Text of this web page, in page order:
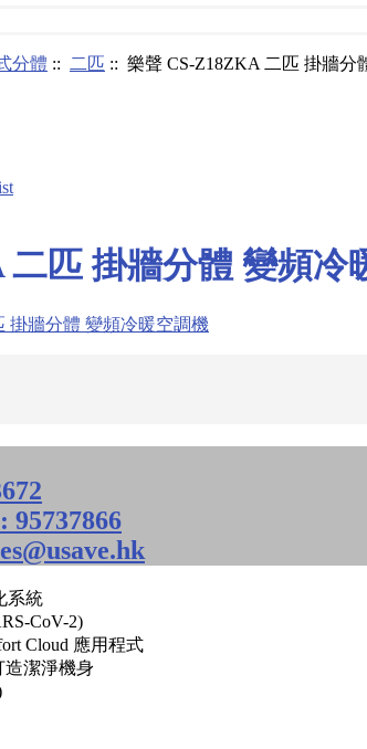
分體 :: 二匹 :: 樂聲 CS-Z18ZKA 二匹 掛牆分
匹 掛牆分體 變頻冷
系統
CoV-2)
Cloud 應用程式
造潔淨機身